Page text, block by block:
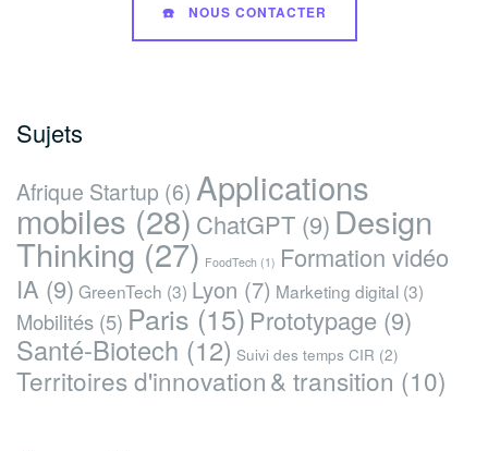
☎️ NOUS CONTACTER
Sujets
Afrique Startup (6) Applications
mobiles (28) ChatGPT (9) Design
Thinking(27) FoodTech (1) Formation vidéo
IA (9) GreenTech (3) Lyon (7) Marketing digital (3)
Mobilités (5) Paris (15) Prototypage (9)
Santé-Biotech (12) Suivi des temps CIR (2)
Territoires d'innovation & transition (10)